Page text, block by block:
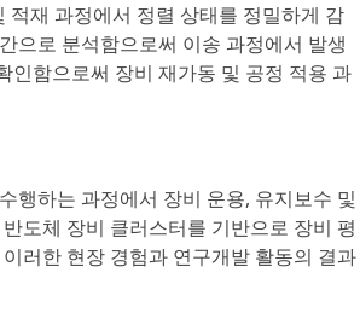
적재 과정에서 정렬 상태를 정밀하게 감
으로 분석함으로써 이송 과정에서 발생
인함으로써 장비 재가동 및 공정 적용 과
행하는 과정에서 장비 운용, 유지보수 및
도체 장비 클러스터를 기반으로 장비 평
러한 현장 경험과 연구개발 활동의 결과